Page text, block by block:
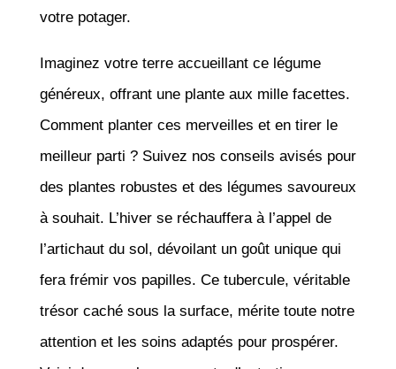
votre potager.
Imaginez votre terre accueillant ce légume
généreux, offrant une plante aux mille facettes.
Comment planter ces merveilles et en tirer le
meilleur parti ? Suivez nos conseils avisés pour
des plantes robustes et des légumes savoureux
à souhait. L’hiver se réchauffera à l’appel de
l’artichaut du sol, dévoilant un goût unique qui
fera frémir vos papilles. Ce tubercule, véritable
trésor caché sous la surface, mérite toute notre
attention et les soins adaptés pour prospérer.